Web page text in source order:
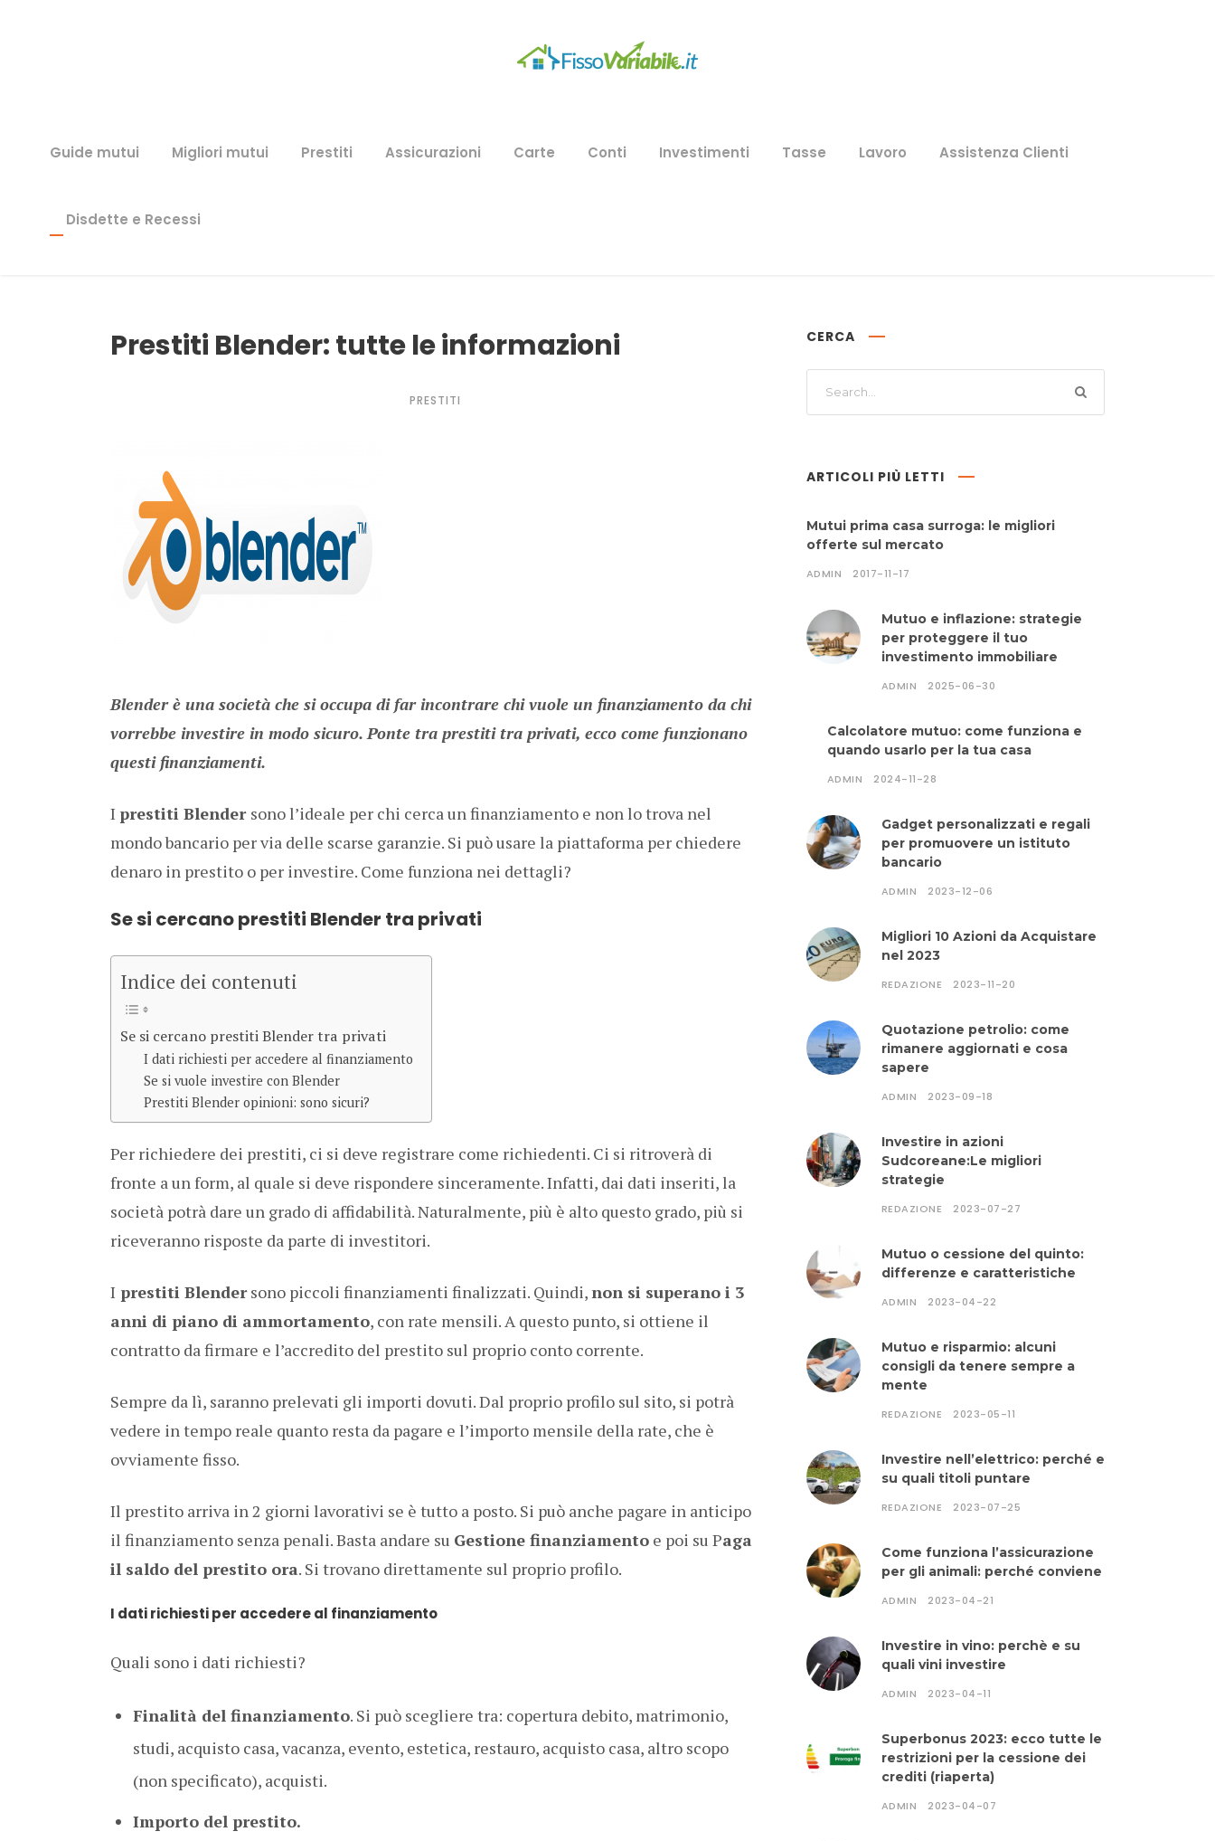
Guide mutui Migliori mutui Prestiti Assicurazioni Carte Conti Investimenti Tasse Lavoro Assistenza Clienti
Disdette e Recessi
Prestiti Blender: tutte le informazioni
PRESTITI
Blender è una società che si occupa di far incontrare chi vuole un finanziamento da chi
vorrebbe investire in modo sicuro. Ponte tra prestiti tra privati, ecco come funzionano
questi finanziamenti.
I prestiti Blender sono l’ideale per chi cerca un finanziamento e non lo trova nel
mondo bancario per via delle scarse garanzie. Si può usare la piattaforma per chiedere
denaro in prestito o per investire. Come funziona nei dettagli?
Se si cercano prestiti Blender tra privati
Indice dei contenuti
Se si cercano prestiti Blender tra privati
I dati richiesti per accedere al finanziamento
Se si vuole investire con Blender
Prestiti Blender opinioni: sono sicuri?
Per richiedere dei prestiti, ci si deve registrare come richiedenti. Ci si ritroverà di
fronte a un form, al quale si deve rispondere sinceramente. Infatti, dai dati inseriti, la
società potrà dare un grado di affidabilità. Naturalmente, più è alto questo grado, più si
riceveranno risposte da parte di investitori.
I prestiti Blendersono piccoli finanziamenti finalizzati. Quindi, non si superano i 3
anni di piano di ammortamento, con rate mensili. A questo punto, si ottiene il
contratto da firmare e l’accredito del prestito sul proprio conto corrente.
Sempre da lì, saranno prelevati gli importi dovuti. Dal proprio profilo sul sito, si potrà
vedere in tempo reale quanto resta da pagare e l’importo mensile della rate, che è
ovviamente fisso.
Il prestito arriva in 2 giorni lavorativi se è tutto a posto. Si può anche pagare in anticipo
il finanziamento senza penali. Basta andare su Gestione finanziamento e poi su Paga
il saldo del prestito ora. Si trovano direttamente sul proprio profilo.
I dati richiesti per accedere al finanziamento
Quali sono i dati richiesti?
Finalità del finanziamento. Si può scegliere tra: copertura debito, matrimonio,
studi, acquisto casa, vacanza, evento, estetica, restauro, acquisto casa, altro scopo
(non specificato), acquisti.
Importo del prestito.
CERCA
ARTICOLI PIÙ LETTI
Mutui prima casa surroga: le migliori
offerte sul mercato
ADMIN 2017-11-17
Mutuo e inflazione: strategie
per proteggere il tuo
investimento immobiliare
ADMIN 2025-06-30
Calcolatore mutuo: come funziona e
quando usarlo per la tua casa
ADMIN 2024-11-28
Gadget personalizzati e regali
per promuovere un istituto
bancario
ADMIN 2023-12-06
Migliori 10 Azioni da Acquistare
nel 2023
REDAZIONE 2023-11-20
Quotazione petrolio: come
rimanere aggiornati e cosa
sapere
ADMIN 2023-09-18
Investire in azioni
Sudcoreane:Le migliori
strategie
REDAZIONE 2023-07-27
Mutuo o cessione del quinto:
differenze e caratteristiche
ADMIN 2023-04-22
Mutuo e risparmio: alcuni
consigli da tenere sempre a
mente
REDAZIONE 2023-05-11
Investire nell’elettrico: perché e
su quali titoli puntare
REDAZIONE 2023-07-25
Come funziona l’assicurazione
per gli animali: perché conviene
ADMIN 2023-04-21
Investire in vino: perchè e su
quali vini investire
ADMIN 2023-04-11
Superbonus 2023: ecco tutte le
restrizioni per la cessione dei
crediti (riaperta)
ADMIN 2023-04-07